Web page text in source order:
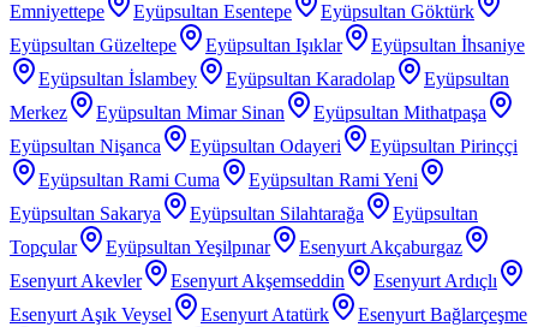
Emniyettepe
Eyüpsultan Esentepe
Eyüpsultan Göktürk
Eyüpsultan Güzeltepe
Eyüpsultan Işıklar
Eyüpsultan İhsaniye
Eyüpsultan İslambey
Eyüpsultan Karadolap
Eyüpsultan
Merkez
Eyüpsultan Mimar Sinan
Eyüpsultan Mithatpaşa
Eyüpsultan Nişanca
Eyüpsultan Odayeri
Eyüpsultan Pirinççi
Eyüpsultan Rami Cuma
Eyüpsultan Rami Yeni
Eyüpsultan Sakarya
Eyüpsultan Silahtarağa
Eyüpsultan
Topçular
Eyüpsultan Yeşilpınar
Esenyurt Akçaburgaz
Esenyurt Akevler
Esenyurt Akşemseddin
Esenyurt Ardıçlı
Esenyurt Aşık Veysel
Esenyurt Atatürk
Esenyurt Bağlarçeşme